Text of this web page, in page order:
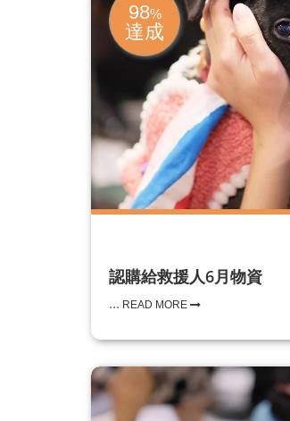
98%
達成
認購給救援人6月物資
... READ MORE